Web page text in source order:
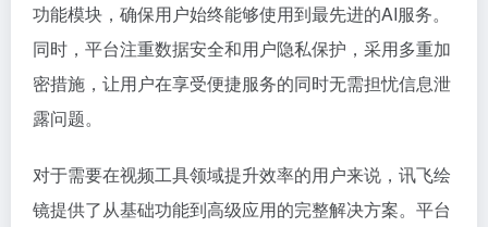
功能模块，确保用户始终能够使用到最先进的AI服务。
同时，平台注重数据安全和用户隐私保护，采用多重加
密措施，让用户在享受便捷服务的同时无需担忧信息泄
露问题。
对于需要在视频工具领域提升效率的用户来说，讯飞绘
镜提供了从基础功能到高级应用的完整解决方案。平台